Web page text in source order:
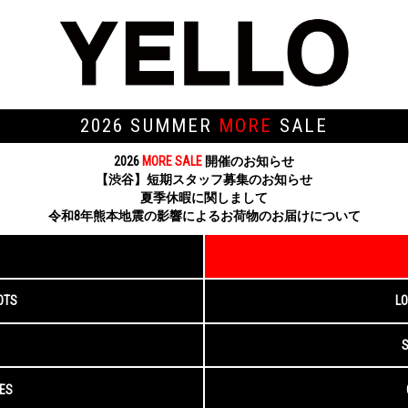
2026 SUMMER MORE SALE
2026 MORE SALE 開催のお知らせ
【渋谷】短期スタッフ募集のお知らせ
夏季休暇に関しまして
令和8年熊本地震の影響によるお荷物のお届けについて